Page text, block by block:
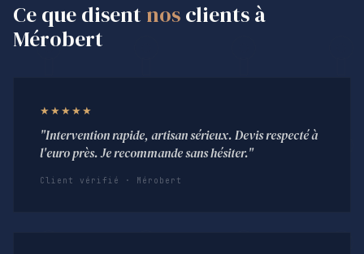
Ce que disent nosclients à
Mérobert
★★★★★
"Intervention rapide, artisan sérieux. Devis respecté à
l'euro près. Je recommande sans hésiter."
Client vérifié · Mérobert